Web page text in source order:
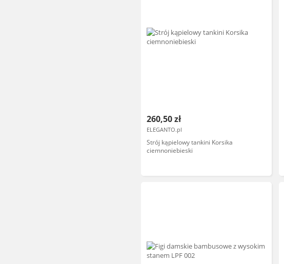
260,50 zł
ELEGANTO.pl
Strój kąpielowy tankini Korsika
ciemnoniebieski